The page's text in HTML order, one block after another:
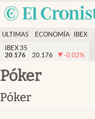
SOCIAL
Política
Actualidad
Criptomonedas
España
ULTIMAS
NOTICIAS
ECONOMÍA
FINANZAS
IBEX
EURO
IBEX 35
20.176
20.176 -0.02%
póker
póker